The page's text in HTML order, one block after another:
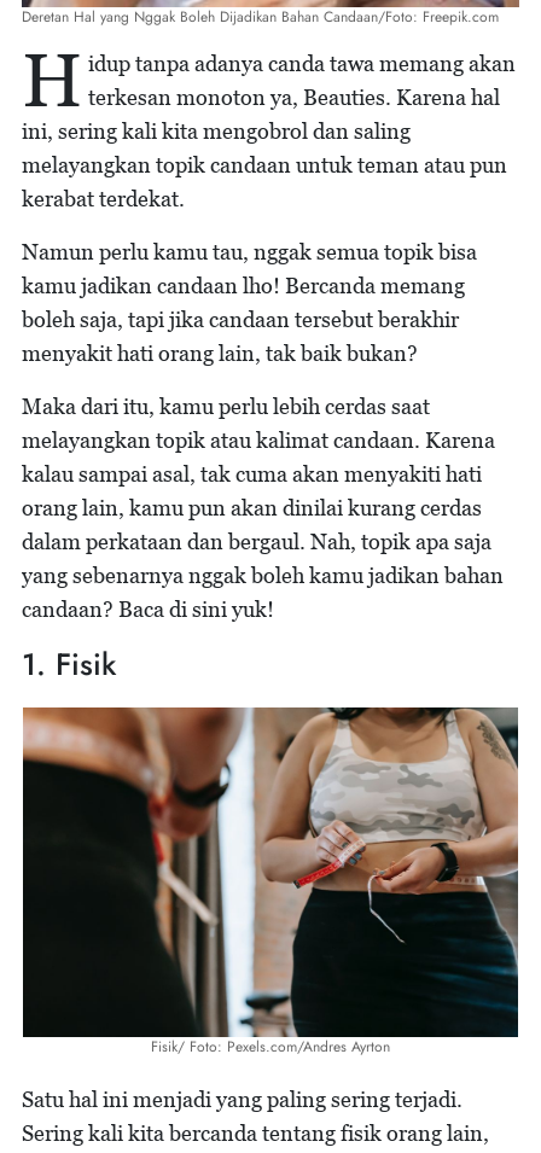
Deretan Hal yang Nggak Boleh Dijadikan Bahan Candaan/Foto: Freepik.com
H idup tanpa adanya canda tawa memang akan
terkesan monoton ya, Beauties. Karena hal
ini, sering kali kita mengobrol dan saling
melayangkan topik candaan untuk teman atau pun
kerabat terdekat.
Namun perlu kamu tau, nggak semua topik bisa
kamu jadikan candaan lho! Bercanda memang
boleh saja, tapi jika candaan tersebut berakhir
menyakit hati orang lain, tak baik bukan?
Maka dari itu, kamu perlu lebih cerdas saat
melayangkan topik atau kalimat candaan. Karena
kalau sampai asal, tak cuma akan menyakiti hati
orang lain, kamu pun akan dinilai kurang cerdas
dalam perkataan dan bergaul. Nah, topik apa saja
yang sebenarnya nggak boleh kamu jadikan bahan
candaan? Baca di sini yuk!
1. Fisik
Fisik/ Foto: Pexels.com/Andres Ayrton
Satu hal ini menjadi yang paling sering terjadi.
Sering kali kita bercanda tentang fisik orang lain,